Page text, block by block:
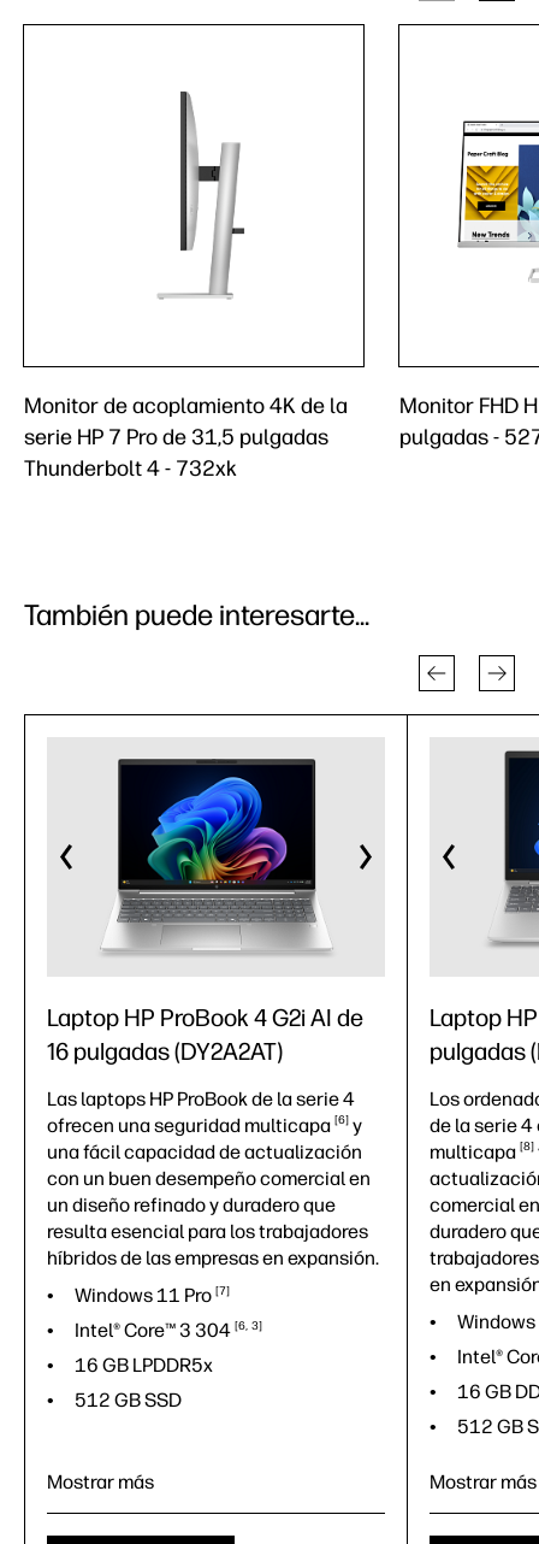
Monitor de acoplamiento 4K de la
serie HP 7 Pro de 31,5 pulgadas
Thunderbolt 4 - 732xk
Monitor FHD
pulgadas -
También puede interesarte...
Laptop HP ProBook 4 G2i AI de
16 pulgadas (DY2A2AT)
Las laptops HP ProBook de la serie 4
ofrecen una seguridad multicapa 6 y
una fácil capacidad de actualización
con un buen desempeño comercial en
un diseño refinado y duradero que
resulta esencial para los trabajadores
híbridos de las empresas en expansión.
Windows 11 Pro 7
Intel® Core™ 3 304 6 3
16 GB LPDDR5x
512 GB SSD
Mostrar más
Laptop
pulgadas
Los
de la serie
multicapa 8
comercial
duradero
en
Intel®
16 GB
512 GB
Mostrar más